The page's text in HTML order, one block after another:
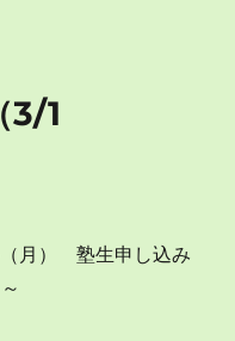
3/1
月） 塾生申し込み